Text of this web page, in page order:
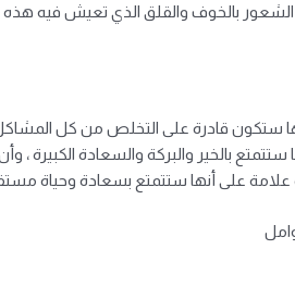
بالخوف والقلق الذي تعيش فيه هذه
ستكون قادرة على التخلص من كل المشاكل
بالخير والبركة والسعادة الكبيرة ، وأن
على أنها ستتمتع بسعادة وحياة